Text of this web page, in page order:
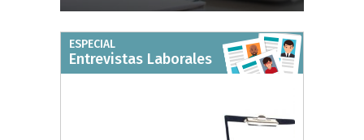
ESPECIAL
Entrevistas Laborales